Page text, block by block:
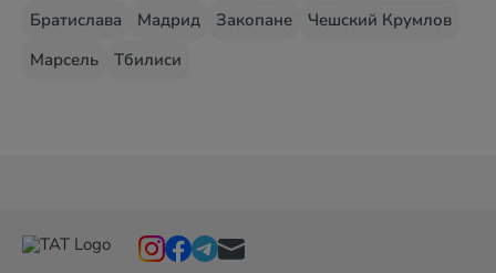
Братислава
Мадрид Закопане
Чешский Крумлов
Марсель
Тбилиси